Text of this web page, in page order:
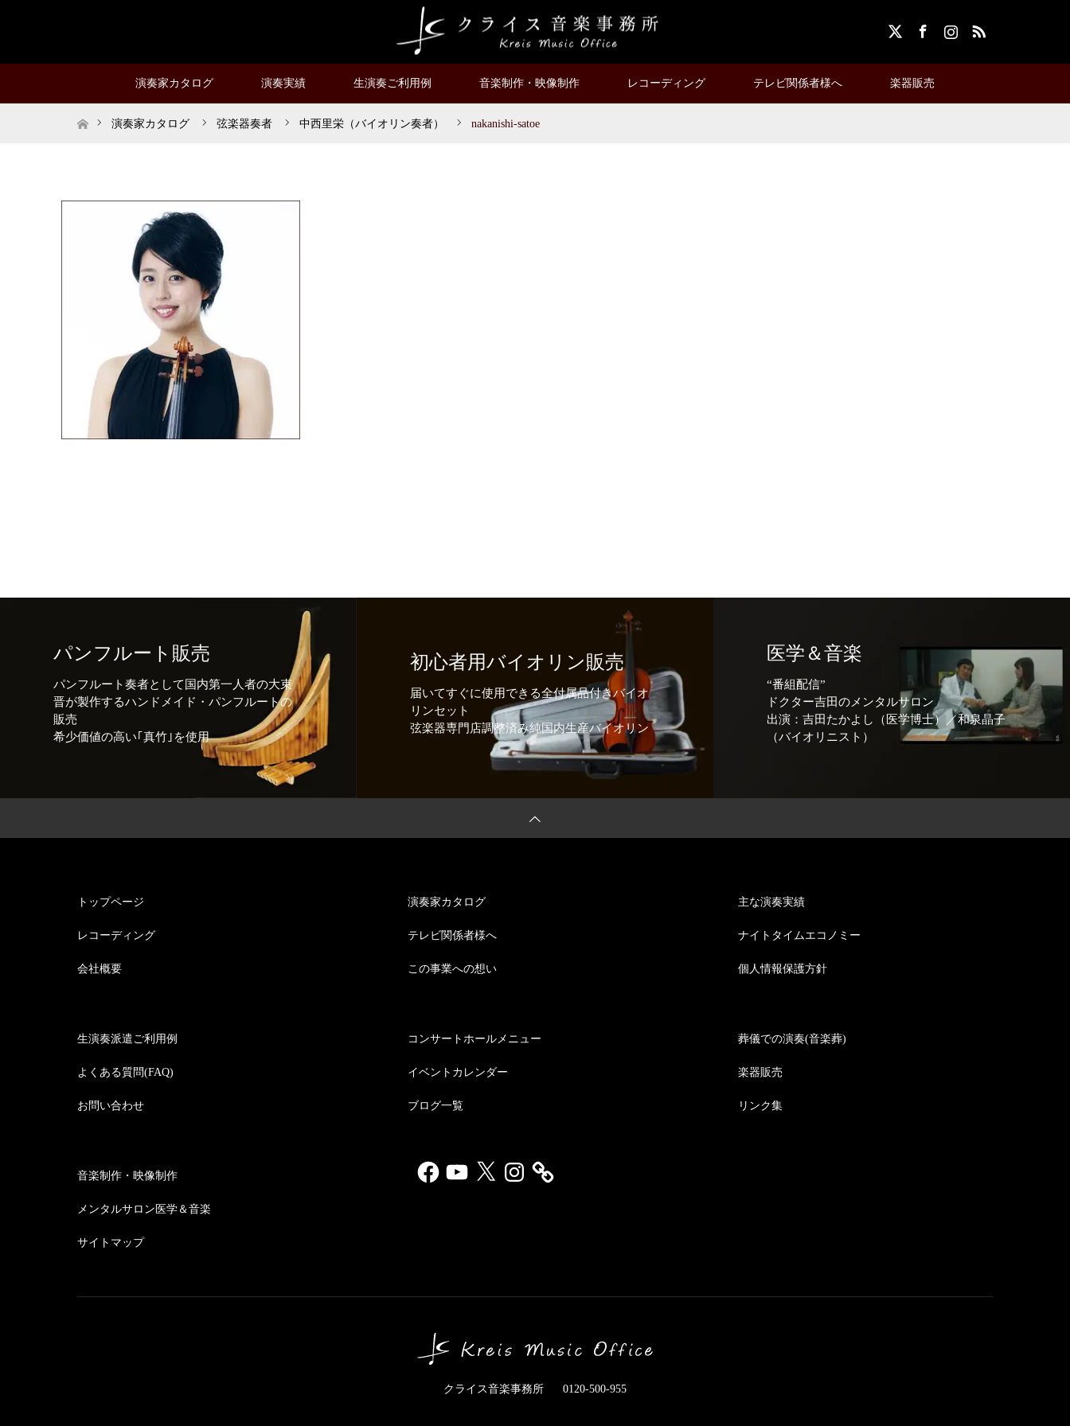
演奏家カタログ 演奏実績 生演奏ご利用例 音楽制作・映像制作 レコーディング テレビ関係者様へ 楽器販売
ホーム演奏家カタログ 弦楽器奏者 中西里栄（バイオリン奏者） nakanishi-satoe
パンフルート販売
パンフルート奏者として国内第一人者の大束
晋が製作するハンドメイド・パンフルートの
販売
希少価値の高い｢真竹｣を使用
初心者用バイオリン販売
届いてすぐに使用できる全付属品付きバイオ
リンセット
弦楽器専門店調整済み純国内生産バイオリン
医学＆音楽
“番組配信”
ドクター吉田のメンタルサロン
出演：吉田たかよし（医学博士）／和泉晶子
（バイオリニスト）
トップページ
レコーディング
会社概要
演奏家カタログ
テレビ関係者様へ
この事業への想い
主な演奏実績
ナイトタイムエコノミー
個人情報保護方針
生演奏派遣ご利用例
よくある質問(FAQ)
お問い合わせ
コンサートホールメニュー
イベントカレンダー
ブログ一覧
葬儀での演奏(音楽葬)
楽器販売
リンク集
音楽制作・映像制作
メンタルサロン医学＆音楽
サイトマップ
FacebookYouTube
X Instagram
クライス音楽事務所 0120-500-955